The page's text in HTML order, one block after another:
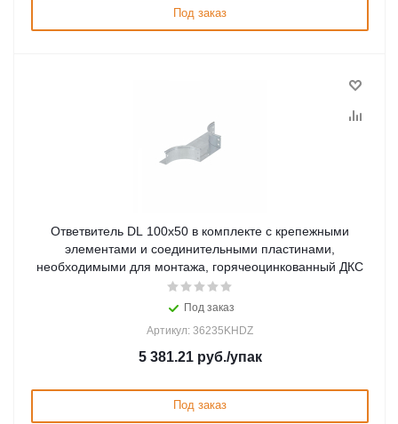
Под заказ
Ответвитель DL 100х50 в комплекте с крепежными
элементами и соединительными пластинами,
необходимыми для монтажа, горячеоцинкованный ДКС
Под заказ
Артикул: 36235KHDZ
5 381.21руб./упак
Под заказ